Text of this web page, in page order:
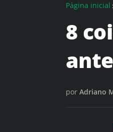
Página inicial
8
por Adriano